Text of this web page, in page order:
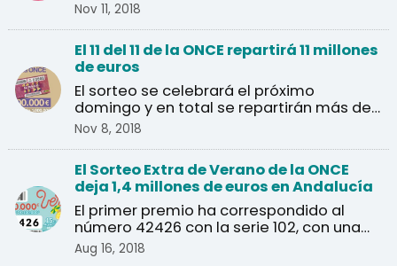
de un millón de euros.
Nov 11, 2018
El 11 del 11 de la ONCE repartirá 11 millones
de euros
El sorteo se celebrará el próximo
domingo y en total se repartirán más de
Nov 8, 2018
El Sorteo Extra de Verano de la ONCE
deja 1,4 millones de euros en Andalucía
El primer premio ha correspondido al
número 42426 con la serie 102, con una
dotación de 20 millo ...
Aug 16, 2018